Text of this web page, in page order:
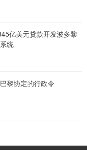
亿美元贷款开发波多黎
统
黎协定的行政令